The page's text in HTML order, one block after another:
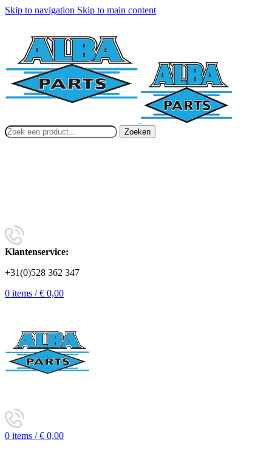
Skip to navigation Skip to main content
Zoeken
Klantenservice:
+31(0)528 362 347
0 items / € 0,00
0 items / € 0,00